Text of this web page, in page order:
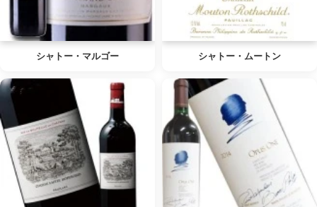
シャトー・マルゴー シャトー・ムートン